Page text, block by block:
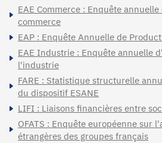
EAE Commerce : Enquête
commerce
EAP : Enquête Annuelle de
EAE Industrie : Enquête annuelle
l'industrie
FARE : Statistique structurelle
du dispositif ESANE
LIFI : Liaisons financières entre
OFATS : Enquête européenne sur
étrangères des groupes français